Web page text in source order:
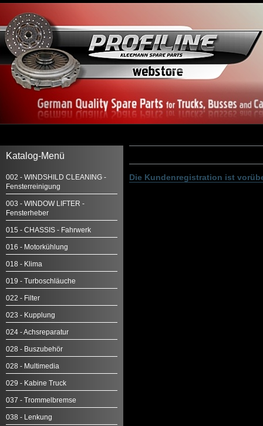
Katalog-Menü
002 - WINDSHILD CLEANING -
Fensterreinigung
003 - WINDOW LIFTER -
Fensterheber
015 - CHASSIS - Fahrwerk
016 - Motorkühlung
018 - Klima
019 - Turboschläuche
022 - Filter
023 - Kupplung
024 - Achsreparatur
028 - Buszubehör
028 - Multimedia
029 - Kabine Truck
037 - Trommelbremse
038 - Lenkung
Die Kundenregistration ist